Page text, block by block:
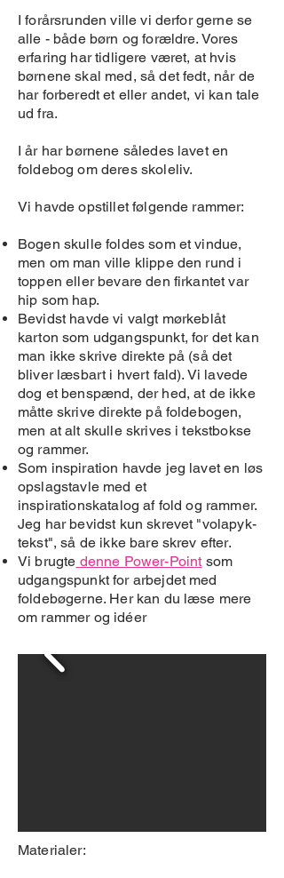
I forårsrunden ville vi derfor gerne se
alle - både børn og forældre. Vores
erfaring har tidligere været, at hvis
børnene skal med, så det fedt, når de
har forberedt et eller andet, vi kan tale
ud fra.
I år har børnene således lavet en
foldebog om deres skoleliv.
Vi havde opstillet følgende rammer:
Bogen skulle foldes som et vindue,
men om man ville klippe den rund i
toppen eller bevare den firkantet var
hip som hap.
Bevidst havde vi valgt mørkeblåt
karton som udgangspunkt, for det kan
man ikke skrive direkte på (så det
bliver læsbart i hvert fald). Vi lavede
dog et benspænd, der hed, at de ikke
måtte skrive direkte på foldebogen,
men at alt skulle skrives i tekstbokse
og rammer.
Som inspiration havde jeg lavet en løs
opslagstavle med et
inspirationskatalog af fold og rammer.
Jeg har bevidst kun skrevet "volapyk-
tekst", så de ikke bare skrev efter.
Vi brugte denne Power-Point som
udgangspunkt for arbejdet med
foldebøgerne. Her kan du læse mere
om rammer og idéer
Materialer: